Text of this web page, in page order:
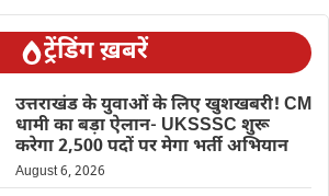
ट्रेंडिंग ख़बरें
उत्तराखंड के युवाओं के लिए खुशखबरी! CM
धामी का बड़ा ऐलान- UKSSSC शुरू
करेगा 2,500 पदों पर मेगा भर्ती अभियान
August 6, 2026